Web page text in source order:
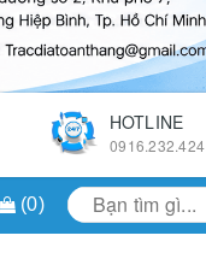
HOTLINE
0916.232.424
(0)